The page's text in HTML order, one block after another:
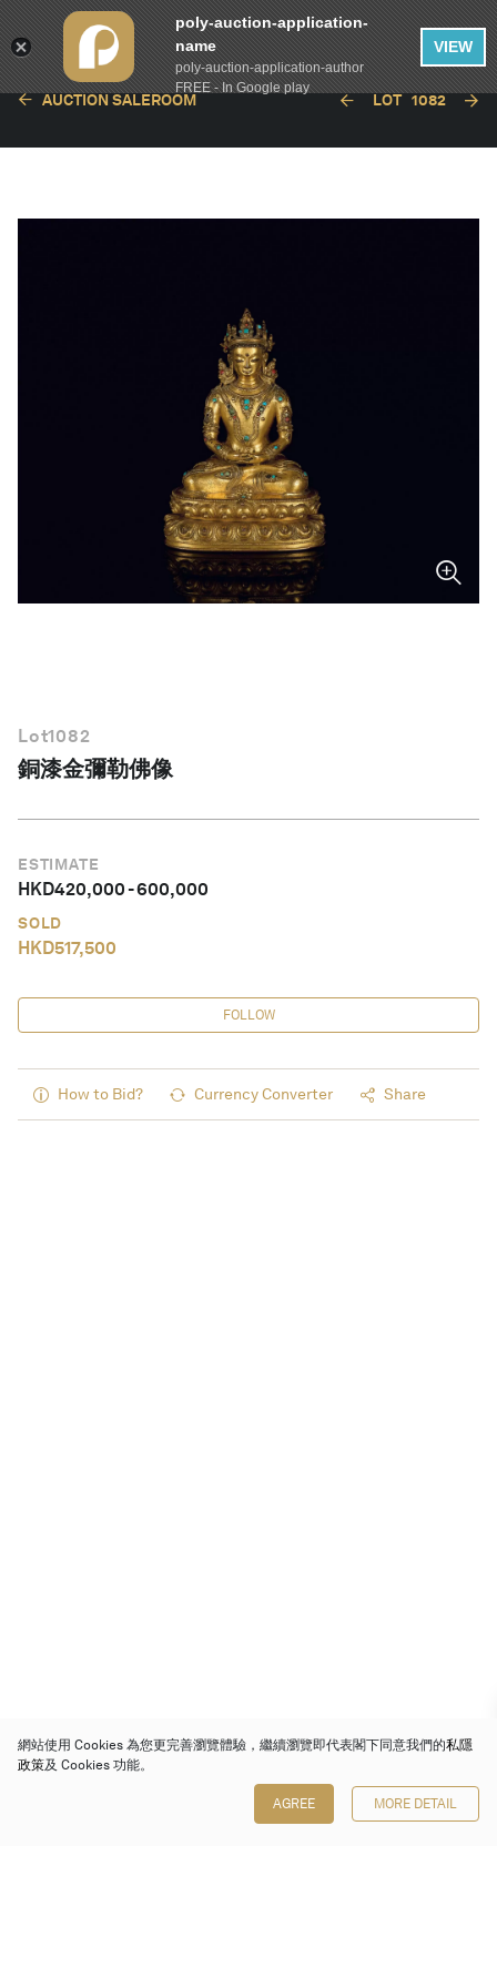
AUCTION SALEROOM LOT 1082
Lot1082
銅漆金彌勒佛像
ESTIMATE
HKD420,000-600,000
SOLD
HKD517,500
FOLLOW
How to Bid? Currency Converter Share
網站使用 Cookies 為您更完善瀏覽體驗，繼續瀏覽即代表閣下同意我們的私隱
政策及 Cookies 功能。
AGREE MORE DETAIL
poly-auction-application-
name
poly-auction-application-author
FREE - In Google play
VIEW